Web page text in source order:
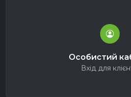
Особистий
Вхід для